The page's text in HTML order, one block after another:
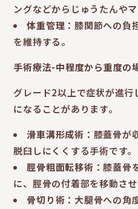
ングなどからじゅうたんやマ
体重管理 ：膝関節への負
を維持する。
手術療法-中程度から重度の
グレード2以上で症状が進
になることがあります。
滑車溝形成術 ：膝蓋骨が
脱臼しにくくする手術です。
脛骨粗面転移術 ：膝蓋骨
に、脛骨の付着部を移動させ
骨切り術 ：大腿骨への角